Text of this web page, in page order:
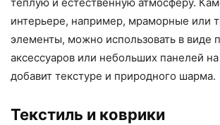
интерьере, например, мраморные или
элементы, можно использовать в виде
аксессуаров или небольших панелей на
добавит текстуре и природного шарма.
Текстиль и коврики